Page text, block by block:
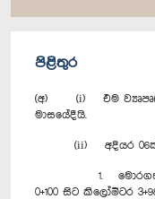
පිළිතුර
(අ) (i) එම
මාසයේදීයි.
(ii) අදියර 06ක්
1. මොරගහකන්ද
0+100 සිට කිලෝමීටර